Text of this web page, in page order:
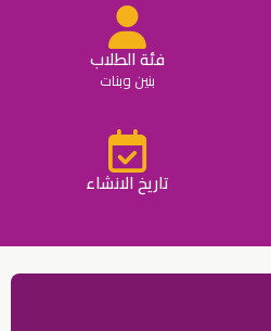
فئة الطلاب
بنين وبنات
تاريخ الانشاء